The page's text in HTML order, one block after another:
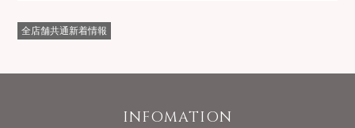
全店舗共通新着情報
INFOMATION